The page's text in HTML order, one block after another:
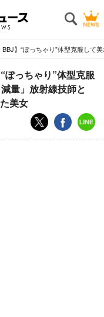
BBJ】“ぽっちゃり”体型克服し
っちゃり”体型克服
量」放射線技師と
美女